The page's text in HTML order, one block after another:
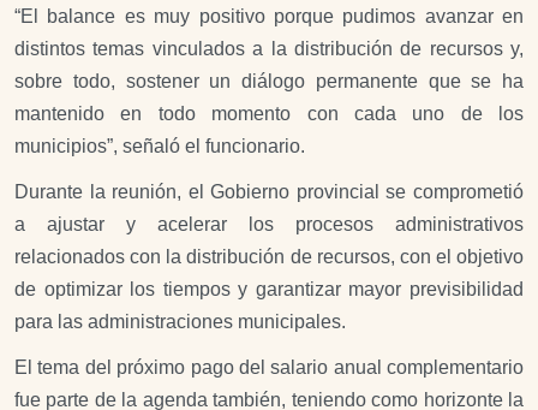
“El balance es muy positivo porque pudimos avanzar en
distintos temas vinculados a la distribución de recursos y,
sobre todo, sostener un diálogo permanente que se ha
mantenido en todo momento con cada uno de los
municipios”, señaló el funcionario.
Durante la reunión, el Gobierno provincial se comprometió
a ajustar y acelerar los procesos administrativos
relacionados con la distribución de recursos, con el objetivo
de optimizar los tiempos y garantizar mayor previsibilidad
para las administraciones municipales.
El tema del próximo pago del salario anual complementario
fue parte de la agenda también, teniendo como horizonte la